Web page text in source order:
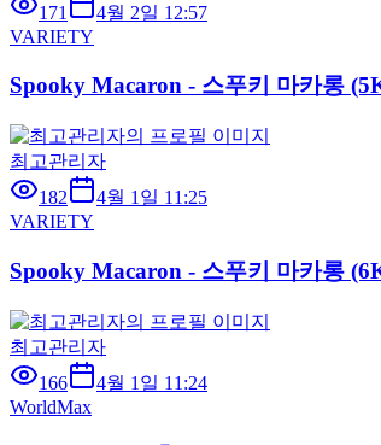
171
4월 2일 12:57
VARIETY
Spooky Macaron - 스푸키 마카롱
최고관리자
182
4월 1일 11:25
VARIETY
Spooky Macaron - 스푸키 마카롱
최고관리자
166
4월 1일 11:24
WorldMax